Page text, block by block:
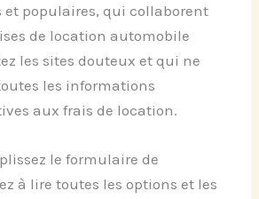
et populaires, qui collaborent
de location automobile
les sites douteux et qui ne
les informations
aux frais de location.
le formulaire de
à lire toutes les options et les